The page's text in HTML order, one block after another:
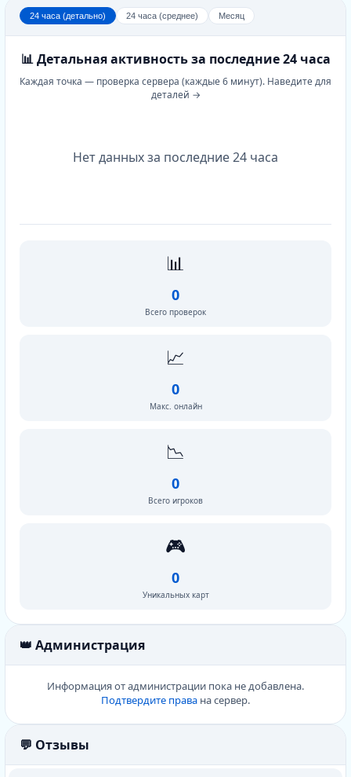
24 часа (детально) 24 часа (среднее) Месяц
📊 Детальная активность за последние 24 часа
Каждая точка — проверка сервера (каждые 6 минут). Наведите для
деталей →
Нет данных за последние 24 часа
📊
0
Всего проверок
📈
0
Макс. онлайн
📉
0
Всего игроков
🎮
0
Уникальных карт
👑 Администрация
Информация от администрации пока не добавлена.
Подтвердите права на сервер.
💬 Отзывы